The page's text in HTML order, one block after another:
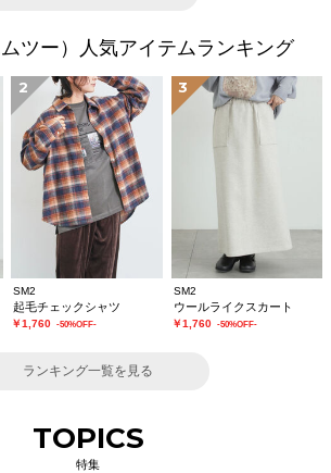
ツー）人気アイテムランキング
2
SM2
起毛チェックシャツ
￥1,760 -50%OFF-
3
SM2
ウールライクスカート
￥1,760 -50%OFF-
ランキング一覧を見る
TOPICS
特集